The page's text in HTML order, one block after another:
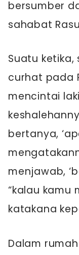
bersumber
sahabat
Suatu
curhat pada
mencintai
bertanya,
menjawab,
“kalau kamu
katakana
Dalam